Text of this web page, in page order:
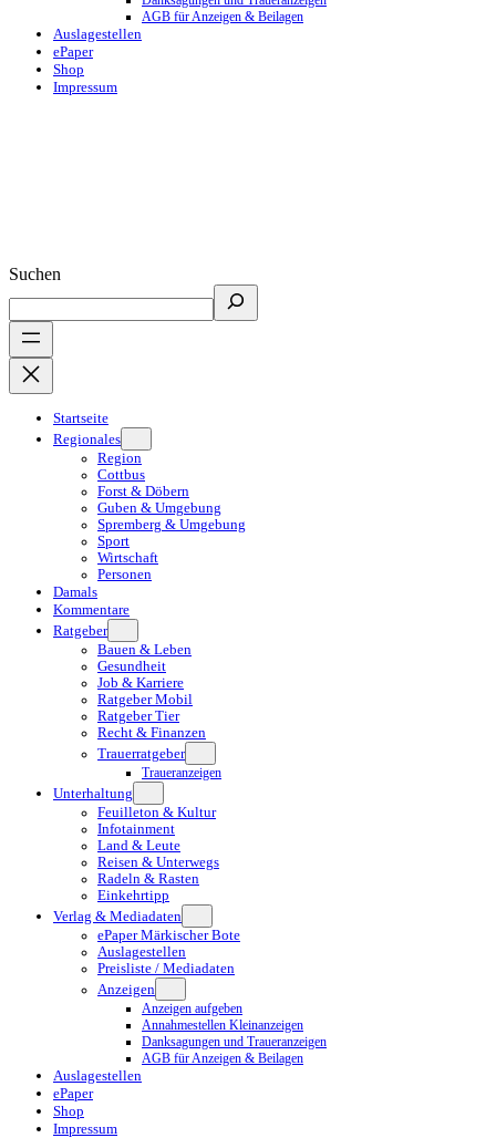
AGB für Anzeigen & Beilagen
Auslagestellen
ePaper
Shop
Impressum
Suchen
Startseite
Regionales
Region
Cottbus
Forst & Döbern
Guben & Umgebung
Spremberg & Umgebung
Sport
Wirtschaft
Personen
Damals
Kommentare
Ratgeber
Bauen & Leben
Gesundheit
Job & Karriere
Ratgeber Mobil
Ratgeber Tier
Recht & Finanzen
Trauerratgeber
Traueranzeigen
Unterhaltung
Feuilleton & Kultur
Infotainment
Land & Leute
Reisen & Unterwegs
Radeln & Rasten
Einkehrtipp
Verlag & Mediadaten
ePaper Märkischer Bote
Auslagestellen
Preisliste / Mediadaten
Anzeigen
Anzeigen aufgeben
Annahmestellen Kleinanzeigen
Danksagungen und Traueranzeigen
AGB für Anzeigen & Beilagen
Auslagestellen
ePaper
Shop
Impressum